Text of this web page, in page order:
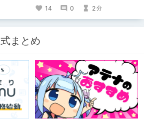
14
0 2分
まとめ